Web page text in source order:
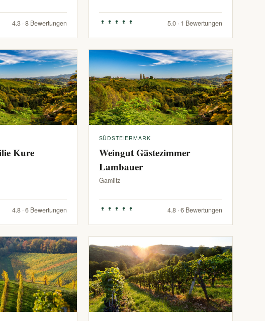
4.3 · 8 Bewertungen 5.0 · 1 Bewertungen
Kure
4.8 · 6 Bewertungen
SÜDSTEIERMARK
Weingut Gästezimmer
Lambauer
Gamlitz
4.8 · 6 Bewertungen